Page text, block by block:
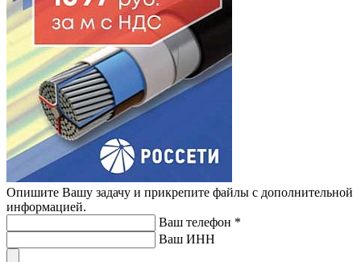
Опишите Вашу задачу и прикрепите файлы с дополнительной
информацией.
Ваш телефон *
Ваш ИНН